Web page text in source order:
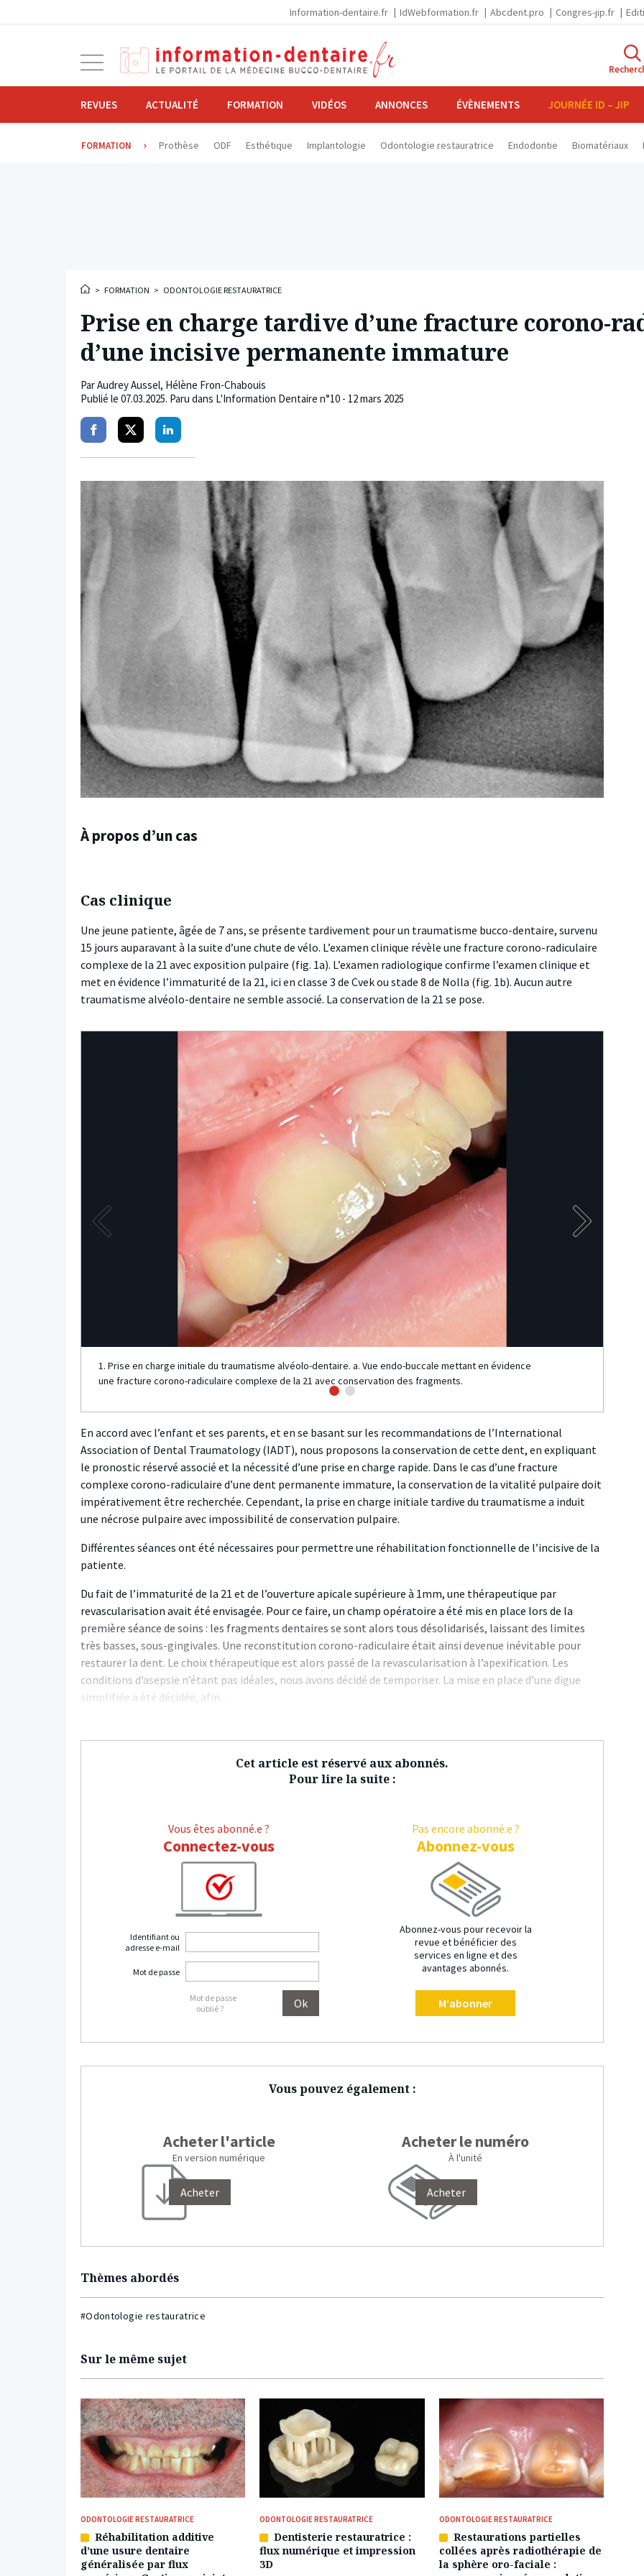
Information-dentaire.fr IdWebformation.fr Abcdent.pro Congres-jip.fr
navigation
REVUES ACTUALITÉ FORMATION VIDÉOS ANNONCES ÉVÈNEMENTS JOURNÉE ID – JIP
FORMATION Prothèse ODF Esthétique Implantologie Odontologie restauratrice Endodontie Biomatériaux
> FORMATION > ODONTOLOGIE RESTAURATRICE
Prise en charge tardive d’une fracture corono-
d’une incisive permanente immature
ParAudrey Aussel, Hélène Fron-Chabouis
Publié le 07.03.2025. Paru dans L'Information Dentaire n°10 - 12 mars 2025
PartagerPartagerPartager
À propos d’un cas
Cas clinique
Une jeune patiente, âgée de 7 ans, se présente tardivement pour un traumatisme bucco-dentaire, survenu
15 jours auparavant à la suite d’une chute de vélo. L’examen clinique révèle une fracture corono-radiculaire
complexe de la 21 avec exposition pulpaire (fig. 1a). L’examen radiologique confirme l’examen clinique et
met en évidence l’immaturité de la 21, ici en classe 3 de Cvek ou stade 8 de Nolla (fig. 1b). Aucun autre
traumatisme alvéolo-dentaire ne semble associé. La conservation de la 21 se pose.
1. Prise en charge initiale du traumatisme alvéolo-dentaire. a. Vue endo-buccale mettant en évidence
une fracture corono-radiculaire complexe de la 21 avec conservation des fragments.
En accord avec l’enfant et ses parents, et en se basant sur les recommandations de l’International
Association of Dental Traumatology (IADT), nous proposons la conservation de cette dent, en expliquant
le pronostic réservé associé et la nécessité d’une prise en charge rapide. Dans le cas d’une fracture
complexe corono-radiculaire d’une dent permanente immature, la conservation de la vitalité pulpaire doit
impérativement être recherchée. Cependant, la prise en charge initiale tardive du traumatisme a induit
une nécrose pulpaire avec impossibilité de conservation pulpaire.
Différentes séances ont été nécessaires pour permettre une réhabilitation fonctionnelle de l’incisive de la
patiente.
Du fait de l’immaturité de la 21 et de l’ouverture apicale supérieure à 1mm, une thérapeutique par
revascularisation avait été envisagée. Pour ce faire, un champ opératoire a été mis en place lors de la
première séance de soins : les fragments dentaires se sont alors tous désolidarisés, laissant des limites
très basses, sous-gingivales. Une reconstitution corono-radiculaire était ainsi devenue inévitable pour
restaurer la dent. Le choix thérapeutique est alors passé de la revascularisation à l’apexification. Les
conditions d’asepsie n’étant pas idéales, nous avons décidé de temporiser. La mise en place d’une digue
simplifiée a été décidée, afin…
Cet article est réservé aux abonnés.
Pour lire la suite :
Vous êtes abonné.e ?
Connectez-vous
Identifiant ou
adresse e-mail
Mot de passe
Mot de passe
oublié ?
Pas encore abonné.e ?
Abonnez-vous
Abonnez-vous pour recevoir la
revue et bénéficier des
services en ligne et des
avantages abonnés.
M'abonner
Vous pouvez également :
Acheter l'article
En version numérique
Acheter
Acheter le numéro
À l'unité
Acheter
Thèmes abordés
#Odontologie restauratrice
Sur le même sujet
ODONTOLOGIE RESTAURATRICE
Article
réservé
à
Réhabilitation additive
d’une usure dentaire
généralisée par flux
ODONTOLOGIE RESTAURATRICE
Article
réservé
à
Dentisterie restauratrice :
flux numérique et impression
3D
ODONTOLOGIE RESTAURATRICE
Article
réservé
à
Restaurations partielles
collées après radiothérapie de
la sphère oro-faciale :